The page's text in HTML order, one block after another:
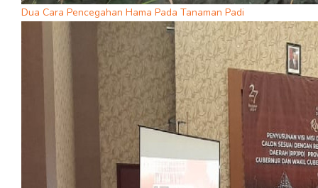
Dua Cara Pencegahan Hama Pada Tanaman Padi